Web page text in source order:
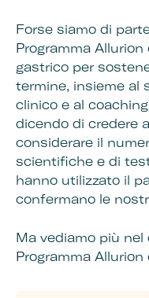
Forse siamo di
Programma
gastrico per
termine, insieme al
clinico e al
dicendo di credere
considerare il
scientifiche e di
hanno utilizzato il
confermano le
Ma vediamo più
Programma